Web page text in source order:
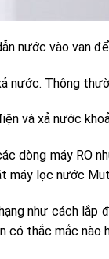
nước vào van
nước. Thông
và xả nước
dòng máy RO
máy lọc nước
như cách
có thắc mắc